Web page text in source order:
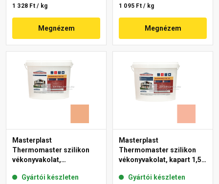
1 328 Ft / kg
Megnézem
1 095 Ft / kg
Megnézem
Masterplast
Thermomaster szilikon
vékonyvakolat,
11-C 25 kg
Gyártói készleten
Masterplast
Thermomaster szilikon
vékonyvakolat, kapart 1,5
Gyártói készleten